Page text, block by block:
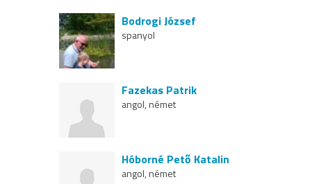
Bodrogi József
spanyol
Fazekas Patrik
angol, német
Hóborné Pető Katalin
angol, német